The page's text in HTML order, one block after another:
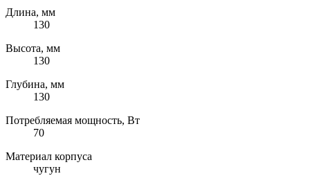
Длина, мм
130
Высота, мм
130
Глубина, мм
130
Потребляемая мощность, Вт
70
Материал корпуса
чугун